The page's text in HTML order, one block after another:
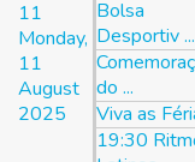
11
Monday,
11
August
2025
Bolsa
Desportiv ...
do ...
Viva as
19:30